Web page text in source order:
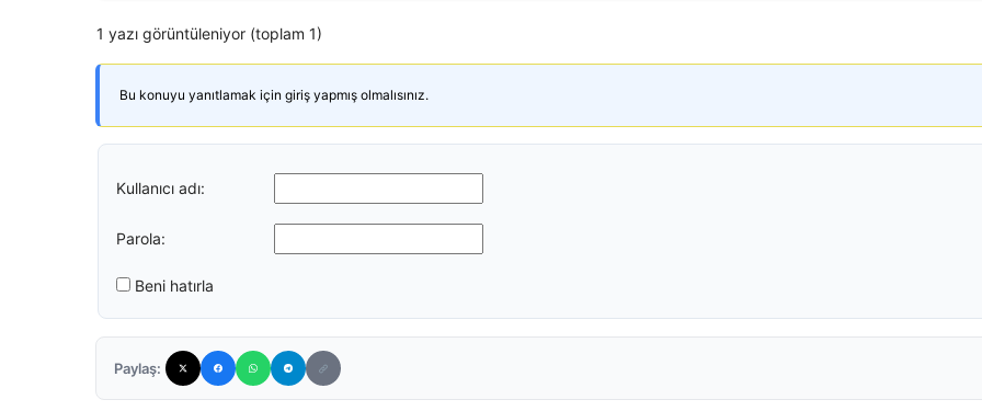
1 yazı görüntüleniyor (toplam 1)
Bu konuyu yanıtlamak için giriş yapmış olmalısınız.
Kullanıcı adı:
Parola:
Beni hatırla
Paylaş: